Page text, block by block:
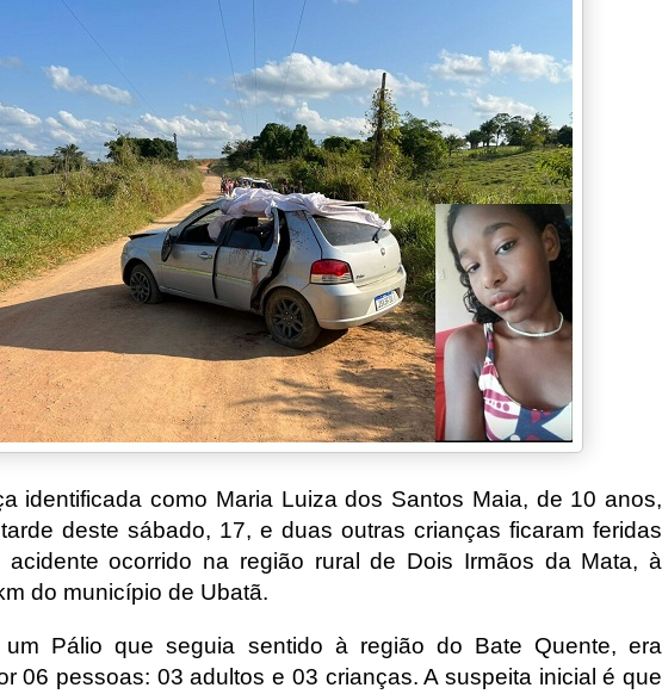
identificada como Maria Luiza dos Santos Maia, de 10 anos,
deste sábado, 17, e duas outras crianças ficaram feridas
acidente ocorrido na região rural de Dois Irmãos da Mata, à
do município de Ubatã.
Pálio que seguia sentido à região do Bate Quente, era
06 pessoas: 03 adultos e 03 crianças. A suspeita inicial é que